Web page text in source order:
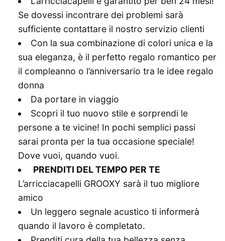
Se dovessi incontrare dei problemi sarà
sufficiente contattare il nostro servizio clienti
Con la sua combinazione di colori unica e la
sua eleganza, è il perfetto regalo romantico per
il compleanno o l’anniversario tra le idee regalo
donna
Da portare in viaggio
Scopri il tuo nuovo stile e sorprendi le
persone a te vicine! In pochi semplici passi
sarai pronta per la tua occasione speciale!
Dove vuoi, quando vuoi.
PRENDITI DEL TEMPO PER TE
L’arricciacapelli GROOXY sarà il tuo migliore
amico
Un leggero segnale acustico ti informerà
quando il lavoro è completato.